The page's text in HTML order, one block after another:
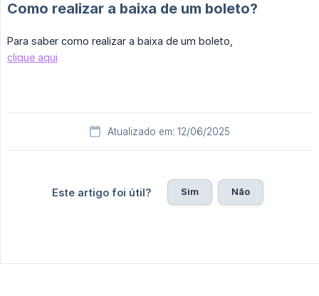
Como realizar a baixa de um boleto?
Para saber como realizar a baixa de um boleto,
clique aqui
Atualizado em: 12/06/2025
Este artigo foi útil? Sim Não